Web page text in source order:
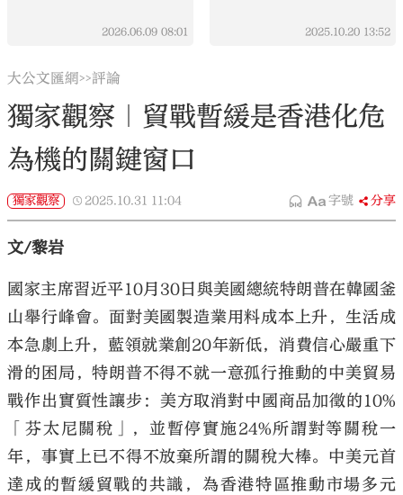
2026.06.09 08:01 2025.10.20 13:52
大公文匯網>>評論
獨家觀察｜貿戰暫緩是香港化危
為機的關鍵窗口
獨家觀察 2025.10.31 11:04 字號 分享
文/黎岩
國家主席習近平10月30日與美國總統特朗普在韓國釜
山舉行峰會。面對美國製造業用料成本上升，生活成
本急劇上升，藍領就業創20年新低，消費信心嚴重下
滑的困局，特朗普不得不就一意孤行推動的中美貿易
戰作出實質性讓步：美方取消對中國商品加徵的10%
「芬太尼關稅」，並暫停實施24%所謂對等關稅一
年，事實上已不得不放棄所謂的關稅大棒。中美元首
達成的暫緩貿戰的共識，為香港特區推動市場多元